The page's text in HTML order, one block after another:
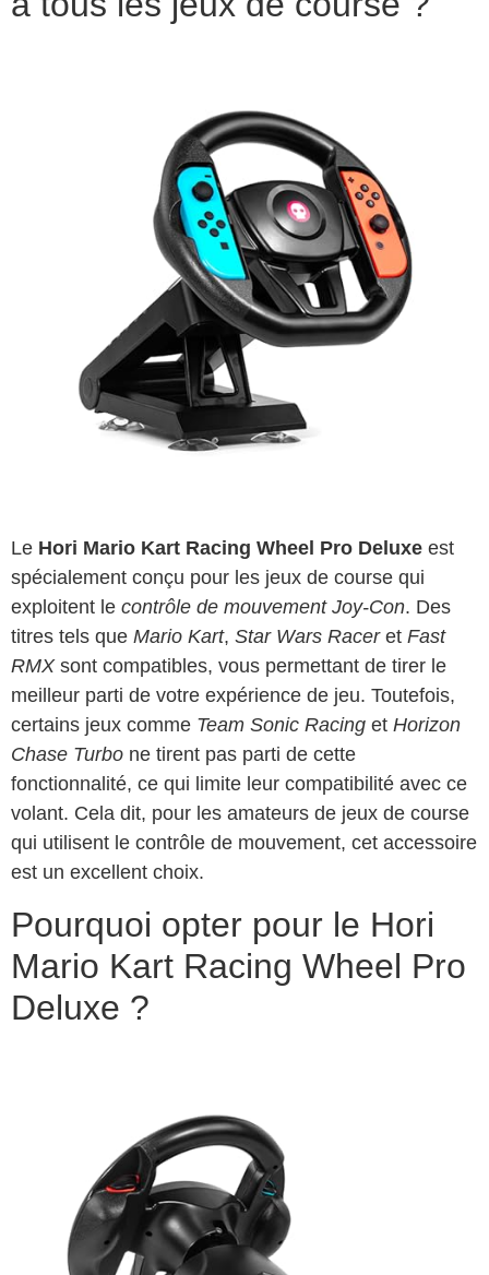
Le Hori Mario Kart Racing Wheel Pro Deluxe est
spécialement conçu pour les jeux de course qui
exploitent le contrôle de mouvement Joy-Con. Des
titres tels que Mario Kart, Star Wars Raceret Fast
RMXsont compatibles, vous permettant de tirer le
meilleur parti de votre expérience de jeu. Toutefois,
certains jeux comme Team Sonic Racing et Horizon
Chase Turbo ne tirent pas parti de cette
fonctionnalité, ce qui limite leur compatibilité avec ce
volant. Cela dit, pour les amateurs de jeux de course
qui utilisent le contrôle de mouvement, cet accessoire
est un excellent choix.
Pourquoi opter pour le Hori
Mario Kart Racing Wheel Pro
Deluxe ?